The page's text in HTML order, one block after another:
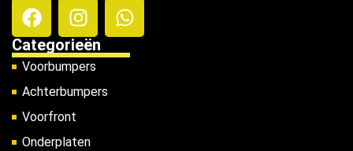
Categorieën
Voorbumpers
Achterbumpers
Voorfront
Onderplaten